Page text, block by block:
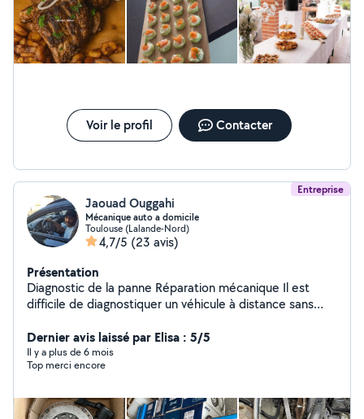
Voir le profil Contacter
Entreprise
Jaouad Ouggahi
Mécanique auto a domicile
Toulouse (Lalande-Nord)
4,7/5 (23 avis)
Présentation
Diagnostic de la panne Réparation mécanique Il est
difficile de diagnostiquer un véhicule à distance sans
si c'est grave ou pas . Prenez rdv et on voi ensemble
Dernier avis laissé par Elisa : 5/5
Il y a plus de 6 mois
Top merci encore